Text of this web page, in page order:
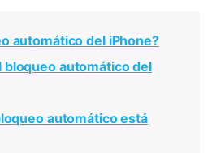
automático del iPhone?
bloqueo automático del
automático está